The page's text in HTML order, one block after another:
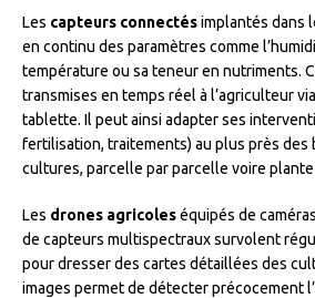
Les capteurs connectésimplantés dans
en continu des paramètres comme
température ou sa teneur en nutriments.
transmises en temps réel à l’agriculteur
tablette. Il peut ainsi adapter ses
fertilisation, traitements) au plus près des
cultures, parcelle par parcelle voire
Les drones agricoleséquipés de
de capteurs multispectraux survolent
pour dresser des cartes détaillées des
images permet de détecter précocement